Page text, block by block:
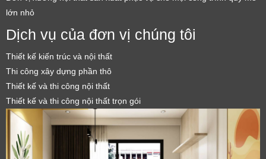
lớn nhỏ
Dịch vụ của đơn vị chúng tôi
Thiết kế kiến trúc và nội thất
Thi công xây dựng phần thô
Thiết kế và thi công nội thất
Thiết kế và thi công nội thất trọn gói